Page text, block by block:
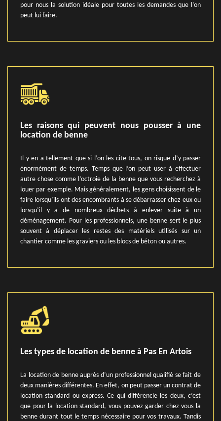
pour nous la solution idéale pour toutes les demandes que l’on
peut lui faire.
Les raisons qui peuvent nous pousser à une
location de benne
Il y en a tellement que si l’on les cite tous, on risque d’y passer
énormément de temps. Temps que l’on peut user à effectuer
autre chose comme l’octroie de la benne que vous recherchez à
louer par exemple. Mais généralement, les gens choisissent de le
faire lorsqu’ils ont des encombrants à se débarrasser chez eux ou
lorsqu’il y a de nombreux déchets à enlever suite à un
déménagement. Pour les professionnels, une benne sert le plus
souvent à déplacer les restes des matériels utilisés sur un
chantier comme les graviers ou les blocs de béton ou autres.
Les types de location de benne à Pas En Artois
La location de benne auprès d’un professionnel qualifié se fait de
deux manières différentes. En effet, on peut passer un contrat de
location standard ou express. Ce qui différencie les deux, c’est
que pour la location standard, vous pouvez garder chez vous la
benne durant tout le temps nécessaire pour vos travaux. Tandis